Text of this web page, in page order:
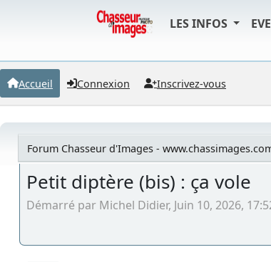
LES INFOS
Accueil Connexion Inscrivez-vous
Forum Chasseur d'Images -
Petit diptère (bis) : ça vole
Démarré par Michel Didier, Juin 10, 2026,